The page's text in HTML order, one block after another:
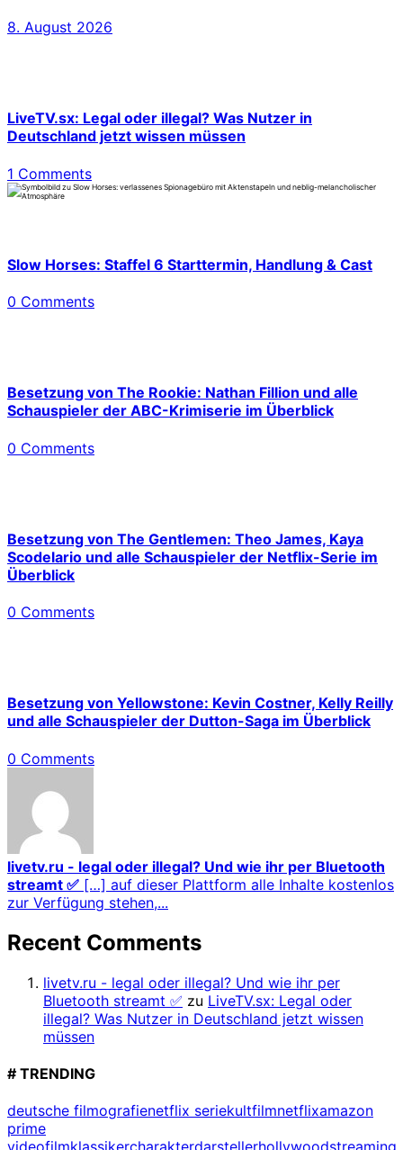
8. August 2026
LiveTV.sx: Legal oder illegal? Was Nutzer in
Deutschland jetzt wissen müssen
1 Comments
Slow Horses: Staffel 6 Starttermin, Handlung & Cast
0 Comments
Besetzung von The Rookie: Nathan Fillion und alle
Schauspieler der ABC-Krimiserie im Überblick
0 Comments
Besetzung von The Gentlemen: Theo James, Kaya
Scodelario und alle Schauspieler der Netflix-Serie im
Überblick
0 Comments
Besetzung von Yellowstone: Kevin Costner, Kelly Reilly
und alle Schauspieler der Dutton-Saga im Überblick
0 Comments
livetv.ru - legal oder illegal? Und wie ihr per Bluetooth
streamt ✅ […] auf dieser Plattform alle Inhalte kostenlos
zur Verfügung stehen,...
Recent Comments
livetv.ru - legal oder illegal? Und wie ihr per
Bluetooth streamt ✅ zu LiveTV.sx: Legal oder
illegal? Was Nutzer in Deutschland jetzt wissen
müssen
# TRENDING
deutsche filmografienetflix seriekultfilmnetflixamazon
prime